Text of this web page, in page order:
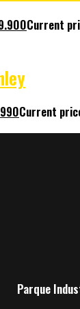
Current
Current
Parque